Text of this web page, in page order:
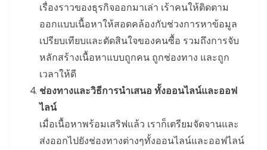
เรื่องราวของธุรกิจออกมาเล่า เร้าคนให้ติดตาม
ออกแบบเนื้อหาให้สอดคล้องกับช่วงการหาข้อมูล
เปรียบเทียบและตัดสินใจของคนซื้อ รวมถึงการจับ
หลักสร้างเนื้อหาแบบถูกคน ถูกช่องทาง และถูก
เวลาให้ดี
ช่องทางและวิธีการนำเสนอ ทั้งออนไลน์และออฟ
ไลน์
เมื่อเนื้อหาพร้อมเสริฟแล้ว เราก็เตรียมจัดจานและ
ส่งออกไปยังช่องทางต่างๆทั้งออนไลน์และออฟไลน์